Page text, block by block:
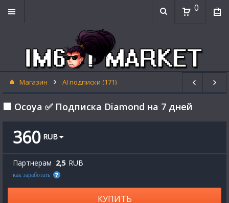
0
Магазин AI подписки (171)
⬛ Ocoya ✅ Подписка Diamond на 7 дней
360 RUB
Партнерам 2,5 RUB
как заработать
КУПИТЬ